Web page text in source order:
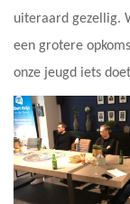
uiteraard gezellig.
een grotere
onze jeugd iets